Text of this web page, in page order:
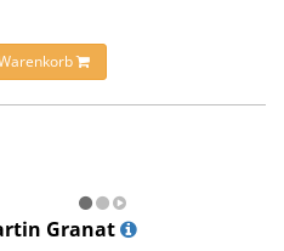
Granat